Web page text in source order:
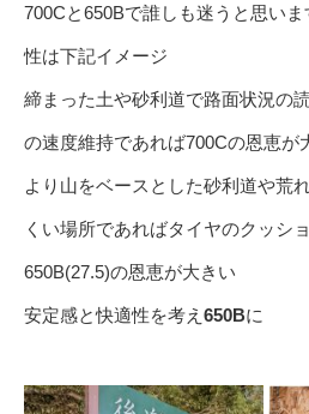
700Cと650Bで誰しも迷うと思い
性は下記イメージ
締まった土や砂利道で路面状況の
の速度維持であれば700Cの恩恵が
より山をベースとした砂利道や荒
くい場所であればタイヤのクッシ
650B(27.5)の恩恵が大きい
安定感と快適性を考え 650Bに